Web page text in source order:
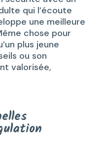
qui l’écoute
une meilleure
chose pour
plus jeune
ou son
valorisée,